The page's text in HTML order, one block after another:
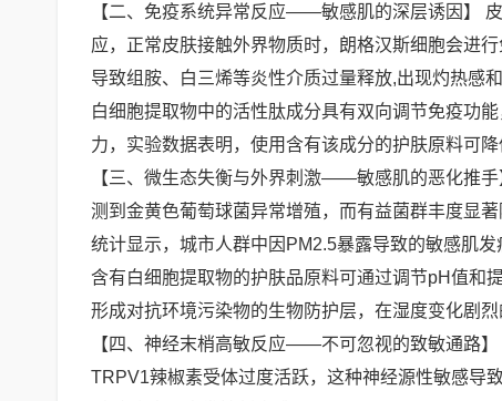
【二、免疫系统异常反应——敏感肌的深层诱因】
应，正常皮肤接触外界物质时，朗格汉斯细胞会进
导致组胺、白三烯等炎性介质过量释放,出现灼热感和
白细胞提取物中的活性肽成分具有双向调节免疫功
力，实验数据表明，使用含有该成分的护肤原料可
【三、微生态失衡与外界刺激——敏感肌的恶化推
测到金黄色葡萄球菌异常增殖，而有益菌群丰度显
统计显示，城市人群中因PM2.5暴露导致的敏感肌发
含有白细胞提取物的护肤品原料可通过调节pH值和
形成对抗环境污染物的生物防护层，在湿度变化剧
【四、神经末梢高敏反应——不可忽视的致敏通路
TRPV1辣椒素受体过度活跃，这种神经源性敏感导